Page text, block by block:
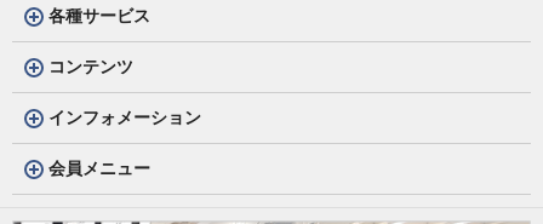
各種サービス
コンテンツ
インフォメーション
会員メニュー